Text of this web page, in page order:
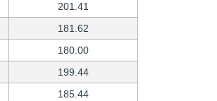
201.41
181.62
180.00
199.44
185.44